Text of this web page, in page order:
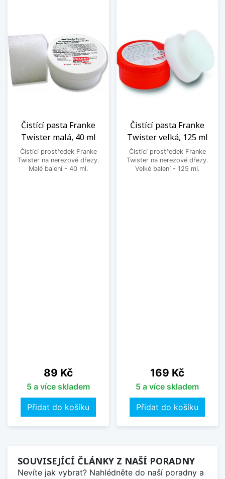
Čistící pasta Franke
Twister malá, 40 ml
Čistící prostředek Franke
Twister na nerezové dřezy.
Malé balení - 40 ml.
Cena
89 Kč
5 a více skladem
Přidat do košíku
Čistící pasta Franke
Twister velká, 125 ml
Čistící prostředek Franke
Twister na nerezové dřezy.
Velké balení - 125 ml.
Cena
169 Kč
5 a více skladem
Přidat do košíku
SOUVISEJÍCÍ ČLÁNKY Z NAŠÍ PORADNY
Nevíte jak vybrat? Nahlédněte do naší poradny a